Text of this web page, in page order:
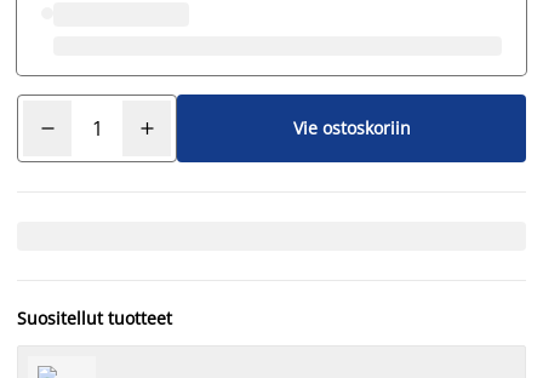
Vie ostoskoriin
Suositellut tuotteet